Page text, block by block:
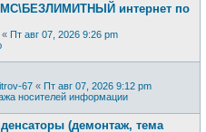
интернет по
« Пт авг 07, 2026 9:26 pm
67 « Пт авг 07, 2026 9:12 pm
носителей информации
(демонтаж, тема